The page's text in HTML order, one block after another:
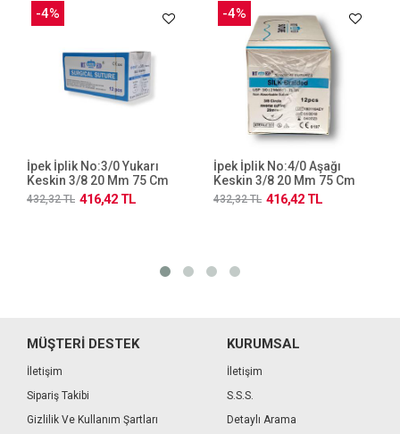
-4%
İpek İplik No:3/0 Yukarı
Keskin 3/8 20 Mm 75 Cm
416,42 TL
432,32 TL
-4%
İpek İplik No:4/0 Aşağı
Keskin 3/8 20 Mm 75 Cm
416,42 TL
432,32 TL
MÜŞTERİ DESTEK
İletişim
Sipariş Takibi
Gizlilik Ve Kullanım Şartları
KURUMSAL
İletişim
S.S.S.
Detaylı Arama